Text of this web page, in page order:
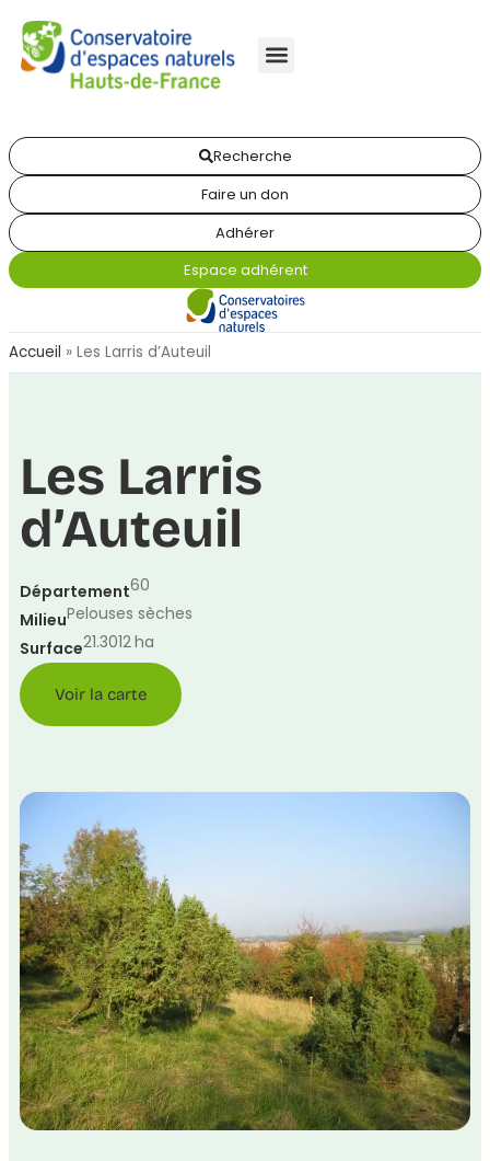
Recherche
Faire un don
Adhérer
Espace adhérent
Accueil » Les Larris d’Auteuil
Les Larris
d’Auteuil
Département60
MilieuPelouses sèches
Surface21.3012ha
Voir la carte